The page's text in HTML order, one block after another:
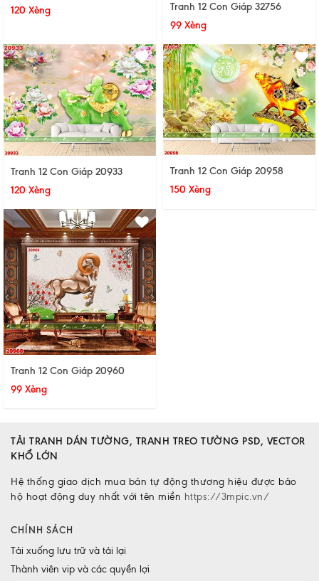
120 Xèng
Tranh 12 Con Giáp 32756
99 Xèng
Tranh 12 Con Giáp 20933
120 Xèng
Tranh 12 Con Giáp 20958
150 Xèng
Tranh 12 Con Giáp 20960
99 Xèng
TẢI TRANH DÁN TƯỜNG, TRANH TREO TƯỜNG PSD, VECTOR
KHỔ LỚN
Hệ thống giao dịch mua bán tự động thương hiệu được bảo
hộ hoạt động duy nhất với tên miền https://3mpic.vn/
CHÍNH SÁCH
Tải xuống lưu trữ và tải lại
Thành viên vip và các quyền lợi